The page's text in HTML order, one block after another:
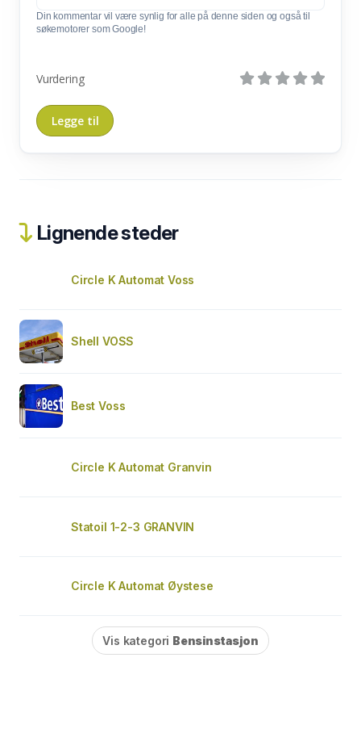
Din kommentar vil være synlig for alle på denne siden og også til
søkemotorer som Google!
Vurdering
Lignende steder
Circle K Automat Voss
Shell VOSS
Best Voss
Circle K Automat Granvin
Statoil 1-2-3 GRANVIN
Circle K Automat Øystese
Vis kategori Bensinstasjon